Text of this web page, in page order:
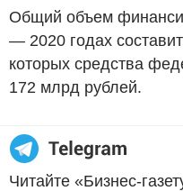
Общий объем
— 2020 годах
которых средства
172 млрд рублей.
Читайте «Бизнес-